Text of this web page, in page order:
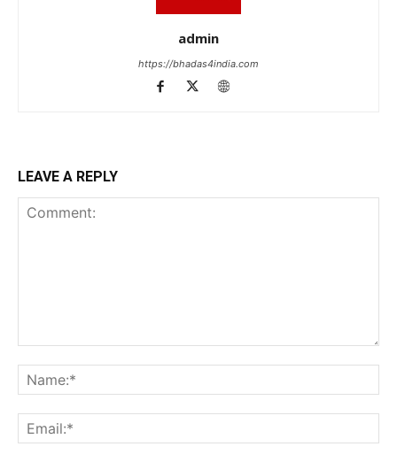
admin
https://bhadas4india.com
LEAVE A REPLY